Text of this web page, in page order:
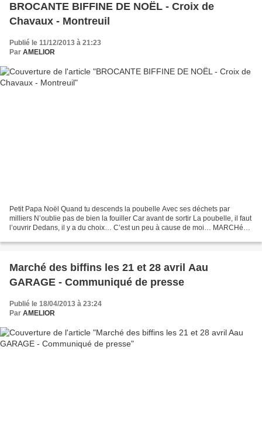
BROCANTE BIFFINE DE NOËL - Croix de
Chavaux - Montreuil
Publié le 11/12/2013 à 21:23
Par AMELIOR
Petit Papa Noël Quand tu descends la poubelle Avec ses déchets par
milliers N’oublie pas de bien la fouiller Car avant de sortir La poubelle, il faut
l’ouvrir Dedans, il y a du choix… C’est un peu à cause de moi… MARCHé
Marché des biffins les 21 et 28 avril Aau
GARAGE - Communiqué de presse
Publié le 18/04/2013 à 23:24
Par AMELIOR